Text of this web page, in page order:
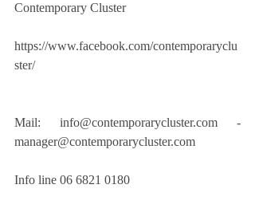
Contemporary Cluster
https://www.facebook.com/contemporaryclu
ster/
Mail: info@contemporarycluster.com -
manager@contemporarycluster.com
Info line 06 6821 0180